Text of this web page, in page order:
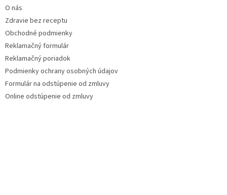
O nás
Zdravie bez receptu
Obchodné podmienky
Reklamačný formulár
Reklamačný poriadok
Podmienky ochrany osobných údajov
Formulár na odstúpenie od zmluvy
Online odstúpenie od zmluvy